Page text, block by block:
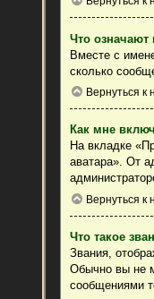
Что
Вместе с
сколько
Вернуться к
Как мне
На вкладке
аватара». От
Вернуться к
Что такое
Звания,
Обычно вы не
сообщениями